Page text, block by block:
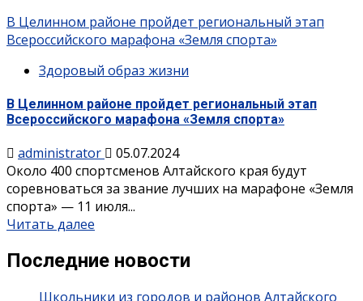
В Целинном районе пройдет региональный этап
Всероссийского марафона «Земля спорта»
Здоровый образ жизни
В Целинном районе пройдет региональный этап
Всероссийского марафона «Земля спорта»
administrator
05.07.2024
Около 400 спортсменов Алтайского края будут
соревноваться за звание лучших на марафоне «Земля
спорта» — 11 июля...
Читать далее
Последние новости
Школьники из городов и районов Алтайского